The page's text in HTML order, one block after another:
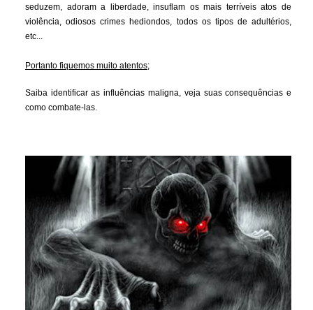
seduzem, adoram a liberdade, insuflam os mais terríveis atos de
violência, odiosos crimes hediondos, todos os tipos de adultérios,
etc...
Portanto fiquemos muito atentos;
Saiba identificar as influências maligna, veja suas consequências e
como combate-las.